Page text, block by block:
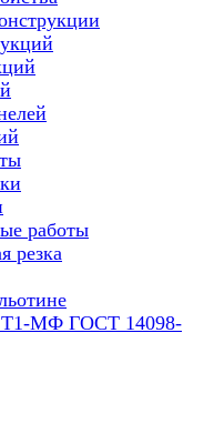
работы
резка
Т1-МФ ГОСТ 14098-